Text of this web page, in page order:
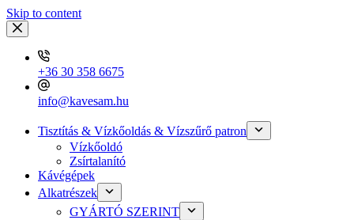
Skip to content
+36 30 358 6675
info@kavesam.hu
Tisztítás & Vízkőoldás & Vízszűrő patron
Vízkőoldó
Zsírtalanító
Kávégépek
Alkatrészek
GYÁRTÓ SZERINT